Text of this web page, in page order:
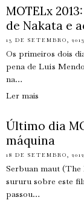
MOTELx
de Nakata e
13 DE SETEMBRO, 2013
Os primeiros dois
pena de Luís
na…
Ler mais
Último dia
máquina
18 DE SETEMBRO, 2012
Serbuan maut (The
sururu sobre este
passou…